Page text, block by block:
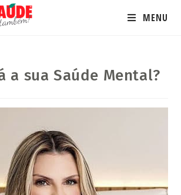
MENU
a sua Saúde Mental?